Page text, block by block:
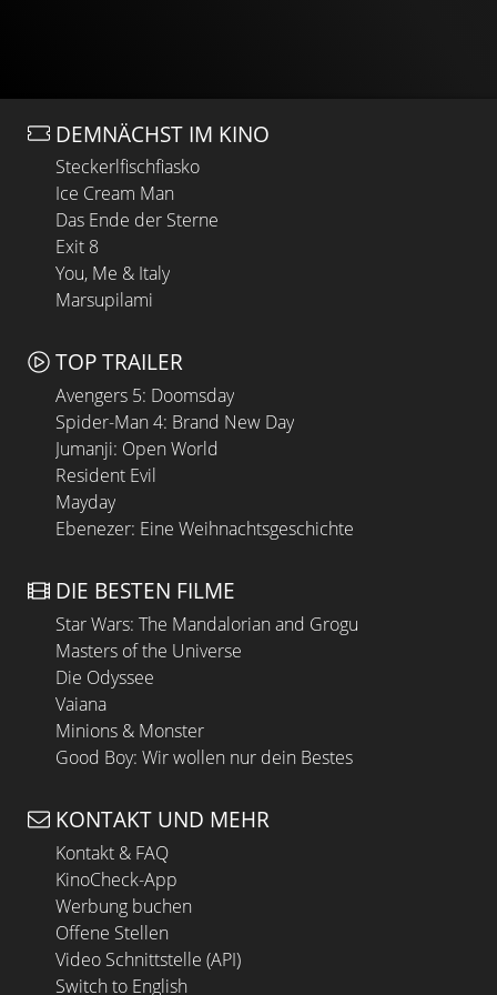
DEMNÄCHST IM KINO
Steckerlfischfiasko
Ice Cream Man
Das Ende der Sterne
Exit 8
You, Me & Italy
Marsupilami
TOP TRAILER
Avengers 5: Doomsday
Spider-Man 4: Brand New Day
Jumanji: Open World
Resident Evil
Mayday
Ebenezer: Eine Weihnachtsgeschichte
DIE BESTEN FILME
Star Wars: The Mandalorian and Grogu
Masters of the Universe
Die Odyssee
Vaiana
Minions & Monster
Good Boy: Wir wollen nur dein Bestes
KONTAKT UND MEHR
Kontakt & FAQ
KinoCheck-App
Werbung buchen
Offene Stellen
Video Schnittstelle (API)
Switch to English